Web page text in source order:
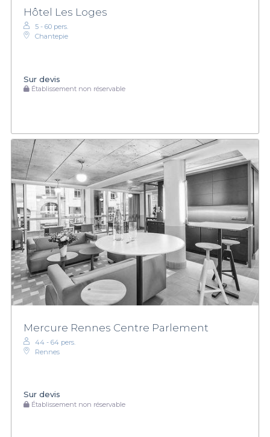
Hôtel Les Loges
5 - 60 pers.
Chantepie
Sur devis
Établissement non réservable
Mercure Rennes Centre Parlement
44 - 64 pers.
Rennes
Sur devis
Établissement non réservable